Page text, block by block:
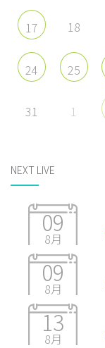
17 18
24 25
31 1
NEXT LIVE
09
8月
09
8月
13
8月